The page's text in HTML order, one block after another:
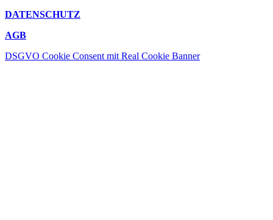
DATENSCHUTZ
AGB
DSGVO Cookie Consent mit Real Cookie Banner